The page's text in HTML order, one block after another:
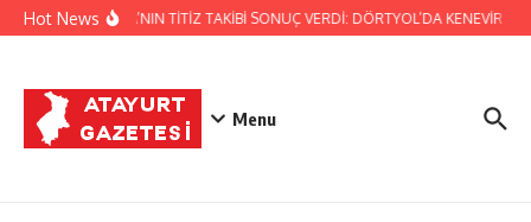
İçeriğe atla
Hot News
JANDARMA’NIN TİTİZ TAKİBİ SONUÇ VERDİ: DÖRTYOL’DA KENEVİR
Menu